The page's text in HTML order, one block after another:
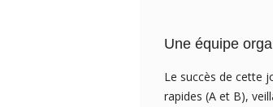
Une équipe
Le succès de cette
rapides (A et B),